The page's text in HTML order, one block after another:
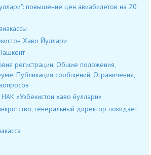
повышение цен авиабилетов на 20
Хаво Йуллари
регистрации, Общие положения,
Публикация сообщений, Ограничения,
«Узбекистон хаво йуллари»
генеральный директор покидает